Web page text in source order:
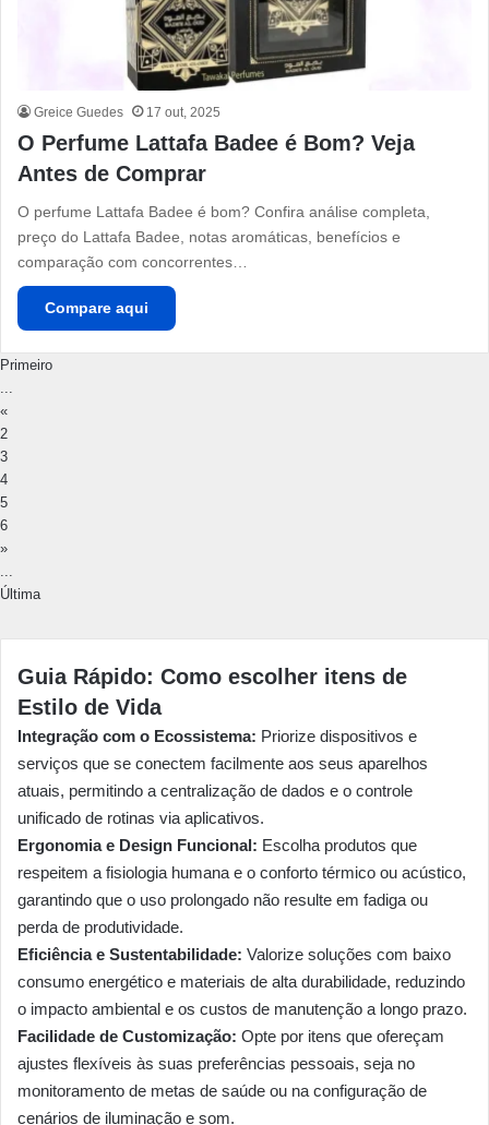
Greice Guedes 17 out, 2025
O Perfume Lattafa Badee é Bom? Veja
Antes de Comprar
O perfume Lattafa Badee é bom? Confira análise completa,
preço do Lattafa Badee, notas aromáticas, benefícios e
comparação com concorrentes…
Compare aqui
Primeiro
«
2
3
4
5
6
»
Última
Guia Rápido: Como escolher itens de
Estilo de Vida
Integração com o Ecossistema: Priorize dispositivos e
serviços que se conectem facilmente aos seus aparelhos
atuais, permitindo a centralização de dados e o controle
unificado de rotinas via aplicativos.
Ergonomia e Design Funcional: Escolha produtos que
respeitem a fisiologia humana e o conforto térmico ou acústico,
garantindo que o uso prolongado não resulte em fadiga ou
perda de produtividade.
Eficiência e Sustentabilidade: Valorize soluções com baixo
consumo energético e materiais de alta durabilidade, reduzindo
o impacto ambiental e os custos de manutenção a longo prazo.
Facilidade de Customização: Opte por itens que ofereçam
ajustes flexíveis às suas preferências pessoais, seja no
monitoramento de metas de saúde ou na configuração de
cenários de iluminação e som.